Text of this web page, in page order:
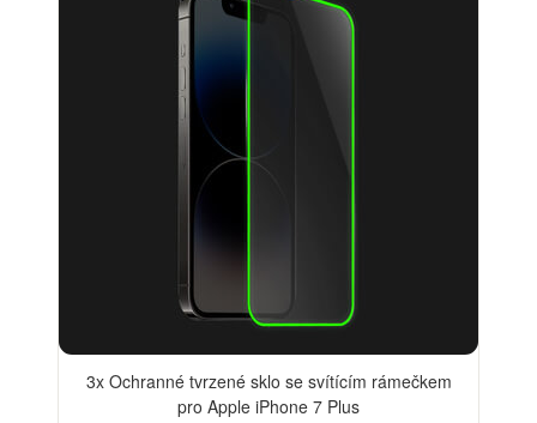
3x Ochranné tvrzené sklo se svítícím rámečkem
pro Apple iPhone 7 Plus